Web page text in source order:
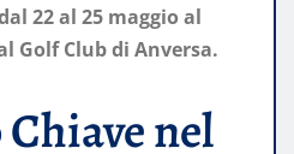
22 al 25 maggio al
Golf Club di Anversa.
nel